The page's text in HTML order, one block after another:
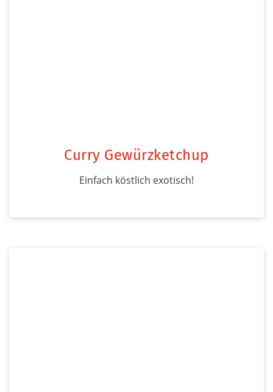
Curry Gewürzketchup
Einfach köstlich exotisch!